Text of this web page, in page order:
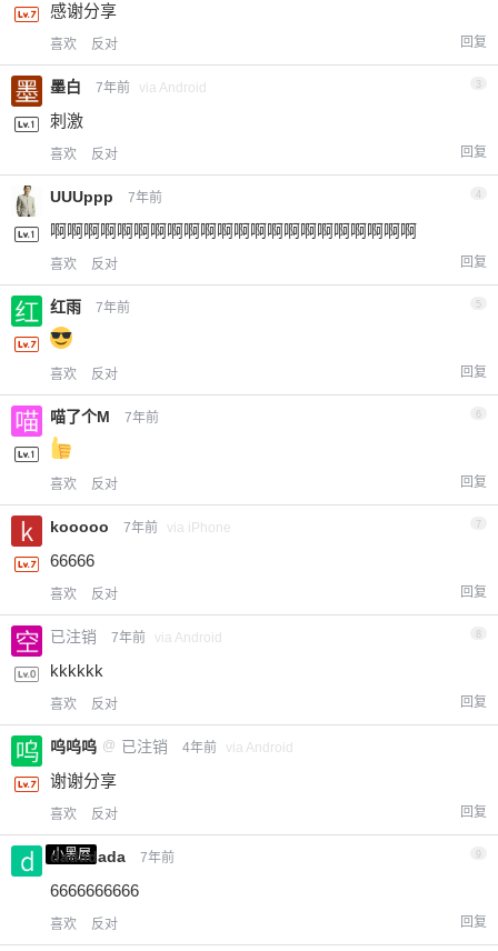
感谢分享
喜欢 反对 回复
墨白 7年前 via Android 3
刺激
喜欢 反对 回复
UUUppp 7年前 4
啊啊啊啊啊啊啊啊啊啊啊啊啊啊啊啊啊啊啊啊啊啊
喜欢 反对 回复
红雨 7年前 5
喜欢 反对 回复
喵了个M 7年前
喜欢 反对 回复
kooooo 7年前 via iPhone 7
66666
喜欢 反对 回复
已注销 7年前 via Android
kkkkkk
喜欢 反对 回复
呜呜呜 @ 已注销 4年前 via Android
谢谢分享
喜欢 反对 回复
小黑屋
dadadada 7年前 9
6666666666
喜欢 反对 回复